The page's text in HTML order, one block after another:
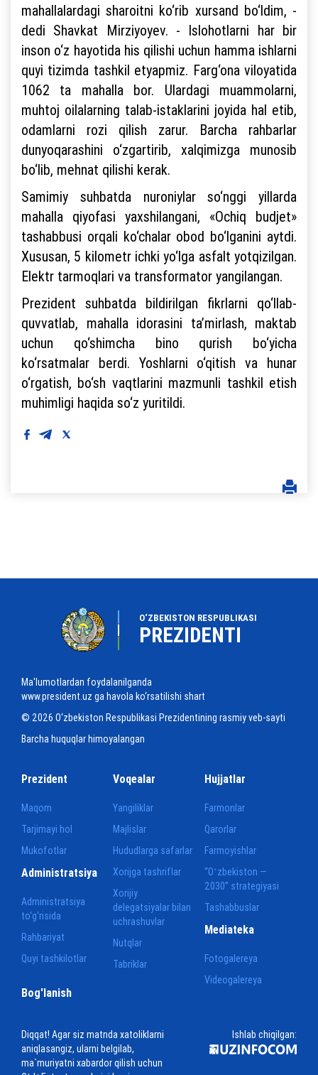
mahallalardagi sharoitni ko‘rib xursand bo‘ldim, -
dedi Shavkat Mirziyoyev. - Islohotlarni har bir
inson o‘z hayotida his qilishi uchun hamma ishlarni
quyi tizimda tashkil etyapmiz. Farg‘ona viloyatida
1062 ta mahalla bor. Ulardagi muammolarni,
muhtoj oilalarning talab-istaklarini joyida hal etib,
odamlarni rozi qilish zarur. Barcha rahbarlar
dunyoqarashini o‘zgartirib, xalqimizga munosib
bo‘lib, mehnat qilishi kerak.
Samimiy suhbatda nuroniylar so‘nggi yillarda
mahalla qiyofasi yaxshilangani, «Ochiq budjet»
tashabbusi orqali ko‘chalar obod bo‘lganini aytdi.
Xususan, 5 kilometr ichki yo‘lga asfalt yotqizilgan.
Elektr tarmoqlari va transformator yangilangan.
Prezident suhbatda bildirilgan fikrlarni qo‘llab-
quvvatlab, mahalla idorasini ta’mirlash, maktab
uchun qo‘shimcha bino qurish bo‘yicha
ko‘rsatmalar berdi. Yoshlarni o‘qitish va hunar
o‘rgatish, bo‘sh vaqtlarini mazmunli tashkil etish
muhimligi haqida so‘z yuritildi.
O‘ZBEKISTON RESPUBLIKASI
PREZIDENTI
Ma'lumotlardan foydalanilganda
www.president.uz ga havola ko‘rsatilishi shart
© 2026 O‘zbekiston Respublikasi Prezidentining rasmiy veb-sayti
Barcha huquqlar himoyalangan
Prezident
Maqom
Tarjimayi hol
Mukofotlar
Voqealar
Yangiliklar
Majlislar
Hududlarga safarlar
Xorijga tashriflar
Xorijiy
delegatsiyalar bilan
uchrashuvlar
Nutqlar
Tabriklar
Hujjatlar
Farmonlar
Qarorlar
Farmoyishlar
“Oʻzbekiston —
2030” strategiyasi
Tashabbuslar
Administratsiya
Administratsiya
to‘g‘risida
Rahbariyat
Quyi tashkilotlar
Mediateka
Fotogalereya
Videogalereya
Bog'lanish
Diqqat! Agar siz matnda xatoliklarni
aniqlasangiz, ularni belgilab,
ma`muriyatni xabardor qilish uchun
Ishlab chiqilgan: